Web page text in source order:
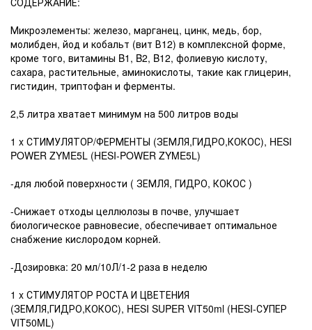
Микроэлементы: железо, марганец, цинк, медь, бор,
молибден, йод и кобальт (вит В12) в комплексной форме,
кроме того, витамины B1, B2, B12, фолиевую кислоту,
сахара, растительные, аминокислоты, такие как глицерин,
гистидин, триптофан и ферменты.
2,5 литра хватает минимум на 500 литров воды
1 x СТИМУЛЯТОР/ФЕРМЕНТЫ (ЗЕМЛЯ,ГИДРО,КОКОС), HESI
POWER ZYME5L (HESI-POWER ZYME5L)
-для любой поверхности ( ЗЕМЛЯ, ГИДРО, КОКОС )
-Снижает отходы целлюлозы в почве, улучшает
биологическое равновесие, обеспечивает оптимальное
снабжение кислородом корней.
-Дозировка: 20 мл/10Л/1-2 раза в неделю
1 x СТИМУЛЯТОР РОСТА И ЦВЕТЕНИЯ
(ЗЕМЛЯ,ГИДРО,КОКОС), HESI SUPER VIT50ml (HESI-СУПЕР
VIT50ML)